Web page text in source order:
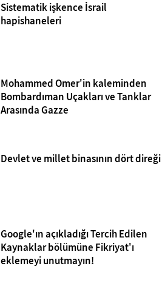
Sistematik işkence İsrail
hapishaneleri
Mohammed Omer'in kaleminden
Bombardıman Uçakları ve Tanklar
Arasında Gazze
Devlet ve millet binasının dört direği
Google'ın açıkladığı Tercih Edilen
Kaynaklar bölümüne Fikriyat'ı
eklemeyi unutmayın!